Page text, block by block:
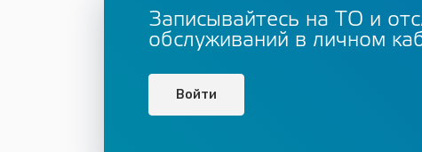
Записывайтесь на ТО и
обслуживаний в личном
Войти